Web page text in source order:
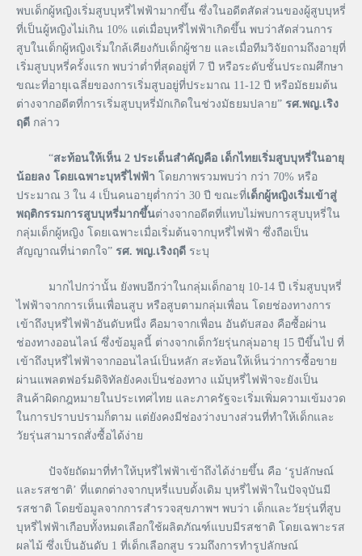
พบเด็กผู้หญิงเริ่มสูบบุหรี่ไฟฟ้ามากขึ้น ซึ่งในอดีตสัดส่วนของผู้สูบบุหรี่
ที่เป็นผู้หญิงไม่เกิน 10% แต่เมื่อบุหรี่ไฟฟ้าเกิดขึ้น พบว่าสัดส่วนการ
สูบในเด็กผู้หญิงเริ่มใกล้เคียงกับเด็กผู้ชาย และเมื่อทีมวิจัยถามถึงอายุที่
เริ่มสูบบุหรี่ครั้งแรก พบว่าต่ำที่สุดอยู่ที่ 7 ปี หรือระดับชั้นประถมศึกษา
ขณะที่อายุเฉลี่ยของการเริ่มสูบอยู่ที่ประมาณ 11-12 ปี หรือมัธยมต้น
ต่างจากอดีตที่การเริ่มสูบบุหรี่มักเกิดในช่วงมัธยมปลาย” รศ.พญ.เริง
ฤดี กล่าว
“สะท้อนให้เห็น 2 ประเด็นสำคัญคือ เด็กไทยเริ่มสูบบุหรี่ในอายุ
น้อยลง โดยเฉพาะบุหรี่ไฟฟ้า โดยภาพรวมพบว่า กว่า 70% หรือ
ประมาณ 3 ใน 4 เป็นคนอายุต่ำกว่า 30 ปี ขณะที่เด็กผู้หญิงเริ่มเข้าสู่
พฤติกรรมการสูบบุหรี่มากขึ้นต่างจากอดีตที่แทบไม่พบการสูบบุหรี่ใน
กลุ่มเด็กผู้หญิง โดยเฉพาะเมื่อเริ่มต้นจากบุหรี่ไฟฟ้า ซึ่งถือเป็น
สัญญาณที่น่าตกใจ” รศ. พญ.เริงฤดี ระบุ
มากไปกว่านั้น ยังพบอีกว่าในกลุ่มเด็กอายุ 10-14 ปี เริ่มสูบบุหรี่
ไฟฟ้าจากการเห็นเพื่อนสูบ หรือสูบตามกลุ่มเพื่อน โดยช่องทางการ
เข้าถึงบุหรี่ไฟฟ้าอันดับหนึ่ง คือมาจากเพื่อน อันดับสอง คือซื้อผ่าน
ช่องทางออนไลน์ ซึ่งข้อมูลนี้ ต่างจากเด็กวัยรุ่นกลุ่มอายุ 15 ปีขึ้นไป ที่
เข้าถึงบุหรี่ไฟฟ้าจากออนไลน์เป็นหลัก สะท้อนให้เห็นว่าการซื้อขาย
ผ่านแพลตฟอร์มดิจิทัลยังคงเป็นช่องทาง แม้บุหรี่ไฟฟ้าจะยังเป็น
สินค้าผิดกฎหมายในประเทศไทย และภาครัฐจะเริ่มเพิ่มความเข้มงวด
ในการปราบปรามก็ตาม แต่ยังคงมีช่องว่างบางส่วนที่ทำให้เด็กและ
วัยรุ่นสามารถสั่งซื้อได้ง่าย
ปัจจัยถัดมาที่ทำให้บุหรี่ไฟฟ้าเข้าถึงได้ง่ายขึ้น คือ ‘รูปลักษณ์
และรสชาติ’ ที่แตกต่างจากบุหรี่แบบดั้งเดิม บุหรี่ไฟฟ้าในปัจจุบันมี
รสชาติ โดยข้อมูลจากการสำรวจสุขภาพฯ พบว่า เด็กและวัยรุ่นที่สูบ
บุหรี่ไฟฟ้าเกือบทั้งหมดเลือกใช้ผลิตภัณฑ์แบบมีรสชาติ โดยเฉพาะรส
ผลไม้ ซึ่งเป็นอันดับ 1 ที่เด็กเลือกสูบ รวมถึงการทำรูปลักษณ์